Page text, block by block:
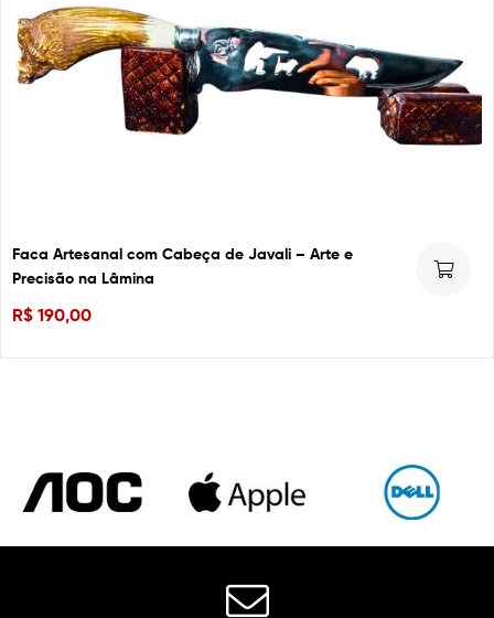
Faca Artesanal com Cabeça de Javali – Arte e
Precisão na Lâmina
R$ 190,00